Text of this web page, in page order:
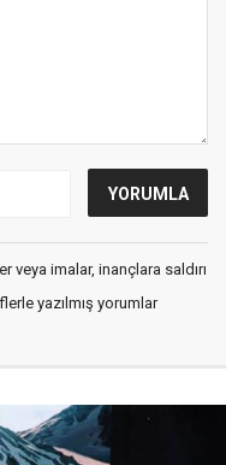
veya imalar, inançlara saldırı
yazılmış yorumlar